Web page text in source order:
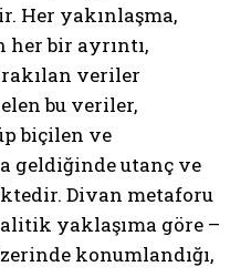
Her yakınlaşma,
her bir ayrıntı,
veriler
bu veriler,
biçilen ve
geldiğinde utanç ve
Divan metaforu
yaklaşıma göre –
konumlandığı,